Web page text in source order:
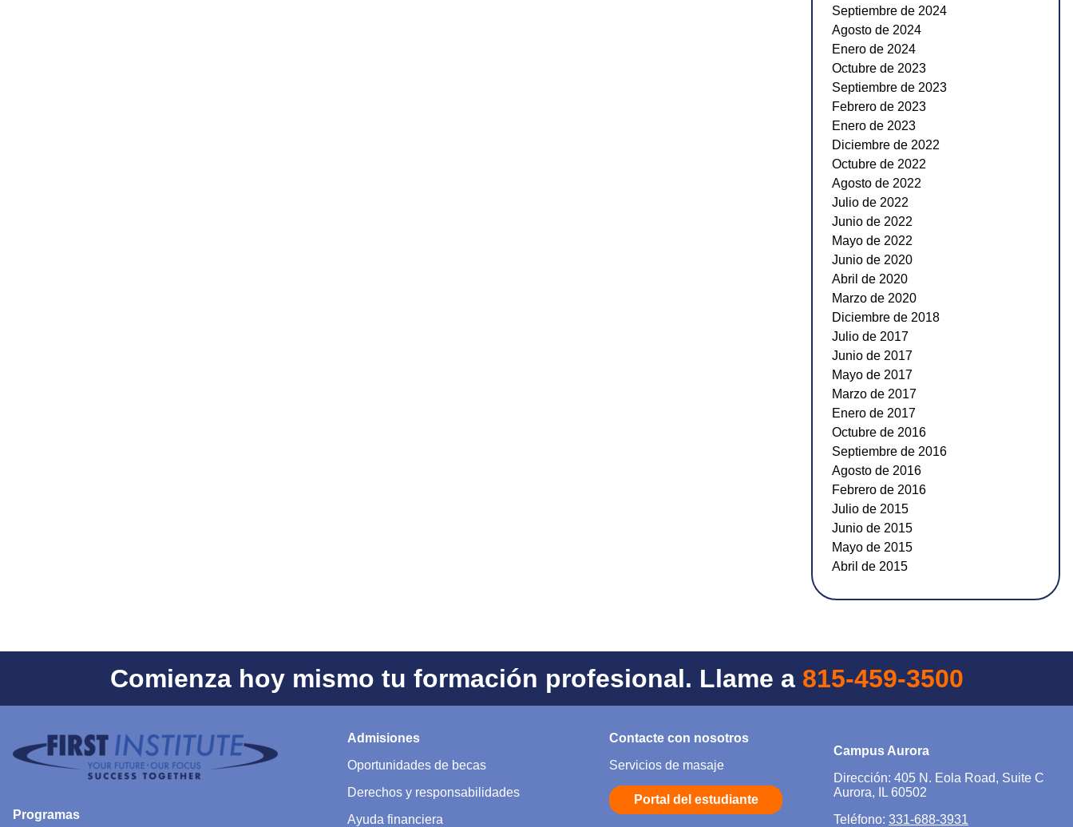
Septiembre de 2024
Agosto de 2024
Enero de 2024
Octubre de 2023
Septiembre de 2023
Febrero de 2023
Enero de 2023
Diciembre de 2022
Octubre de 2022
Agosto de 2022
Julio de 2022
Junio de 2022
Mayo de 2022
Junio de 2020
Abril de 2020
Marzo de 2020
Diciembre de 2018
Julio de 2017
Junio de 2017
Mayo de 2017
Marzo de 2017
Enero de 2017
Octubre de 2016
Septiembre de 2016
Agosto de 2016
Febrero de 2016
Julio de 2015
Junio de 2015
Mayo de 2015
Abril de 2015
Comienza hoy mismo tu formación profesional. Llame a 815-459-3500
Programas
Admisiones
Oportunidades de becas
Derechos y responsabilidades
Ayuda financiera
Contacte con nosotros
Servicios de masaje
Portal del estudiante
Campus Aurora
Dirección: 405 N. Eola Road, Suite C
Aurora, IL 60502
Teléfono: 331-688-3931